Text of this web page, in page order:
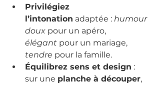
Privilégiez
l’intonation adaptée : humour
doux pour un apéro,
élégant pour un mariage,
tendre pour la famille.
Équilibrez sens et design :
sur une planche à découper,